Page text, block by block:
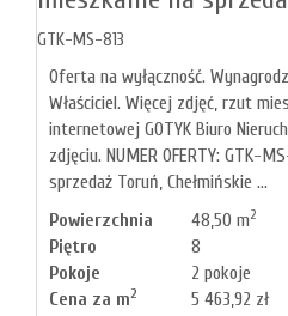
GTK-MS-813
Oferta na wyłączność.
Właściciel. Więcej zdjęć, rzut
internetowej GOTYK Biuro
zdjęciu. NUMER OFERTY: GTK-
sprzedaż Toruń, Chełmińskie ...
Powierzchnia
48,50 m2
Piętro
8
Pokoje
2 pokoje
Cena za m2 5 463,92 zł